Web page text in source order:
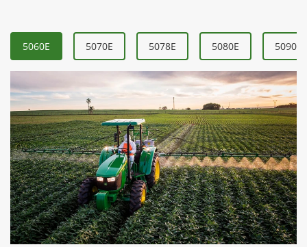
5060E 5070E 5078E 5080E 5090E